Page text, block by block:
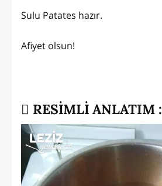
Sulu Patates hazır.
Afiyet olsun!
RESİMLİ ANLATIM :